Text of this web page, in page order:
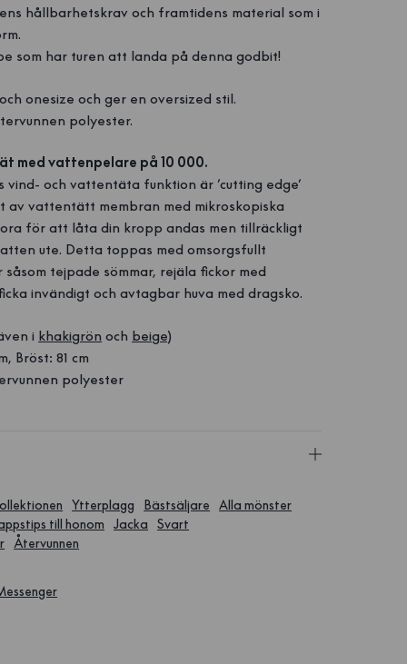
hållbarhetskrav och framtidens material som i
som har turen att landa på denna godbit!
onesize och ger en oversized stil.
polyester.
med vattenpelare på 10 000.
vind- och vattentäta funktion är ’cutting edge’
av vattentätt membran med mikroskopiska
för att låta din kropp andas men tillräckligt
ute. Detta toppas med omsorgsfullt
tejpade sömmar, rejäla fickor med
invändigt och avtagbar huva med dragsko.
i khakigrön och beige)
Bröst: 81 cm
polyester
Ytterplagg Bästsäljare
Alla mönster
till honom Jacka
Svart
Återvunnen